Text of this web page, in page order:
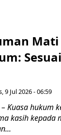
9 Jul 2026 - 06:59
– Kuasa hukum
kasih kepada